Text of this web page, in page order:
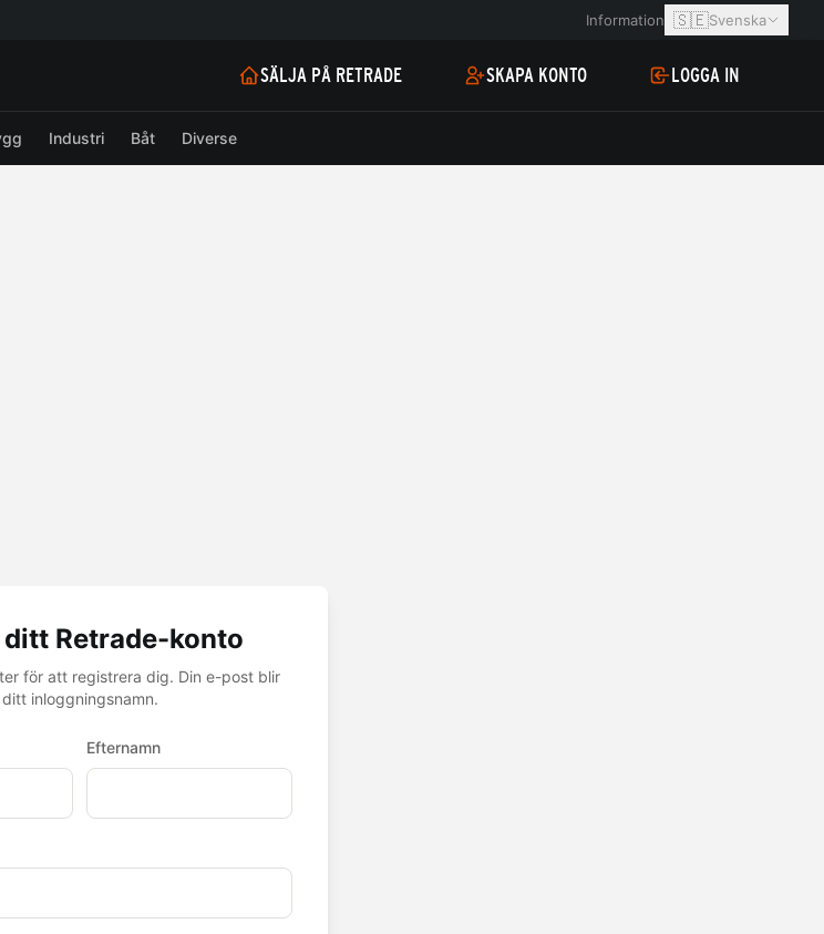
Information 🇸🇪Svenska
SÄLJA PÅ RETRADE SKAPA KONTO LOGGA IN
Industri Båt Diverse
ditt Retrade-konto
för att registrera dig. Din e-post blir
ditt inloggningsnamn.
Efternamn